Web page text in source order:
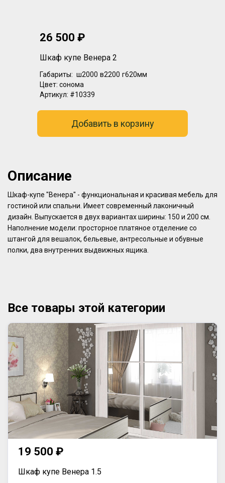
26 500 ₽
Шкаф купе Венера 2
Габариты: ш2000 в2200 г620мм
Цвет: сонома
Артикул: #10339
Добавить в корзину
Описание
Шкаф-купе "Венера" - функциональная и красивая мебель для
гостиной или спальни. Имеет современный лаконичный
дизайн. Выпускается в двух вариантах ширины: 150 и 200 см.
Наполнение модели: просторное платяное отделение со
штангой для вешалок, бельевые, антресольные и обувные
полки, два внутренних выдвижных ящика.
Все товары этой категории
19 500 ₽
Шкаф купе Венера 1.5